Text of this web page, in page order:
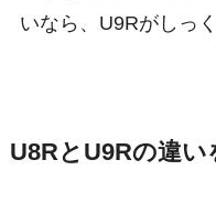
いなら、U9Rがしっ
U8RとU9Rの違い